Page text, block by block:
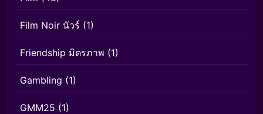
Film Noir นัวร์ (1)
Friendship มิตรภาพ (1)
Gambling (1)
GMM25 (1)